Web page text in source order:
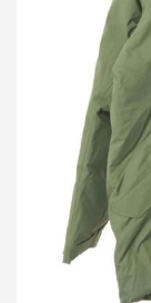
マムート
ハード